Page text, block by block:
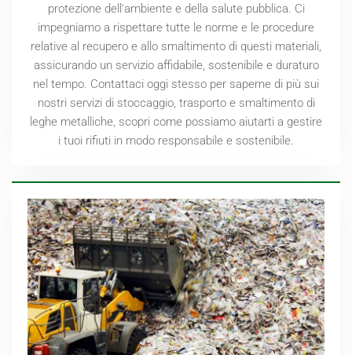
protezione dell'ambiente e della salute pubblica. Ci
impegniamo a rispettare tutte le norme e le procedure
relative al recupero e allo smaltimento di questi materiali,
assicurando un servizio affidabile, sostenibile e duraturo
nel tempo. Contattaci oggi stesso per saperne di più sui
nostri servizi di stoccaggio, trasporto e smaltimento di
leghe metalliche, scopri come possiamo aiutarti a gestire
i tuoi rifiuti in modo responsabile e sostenibile.